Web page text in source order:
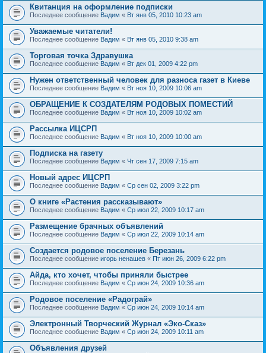
Квитанция на оформление подписки
Последнее сообщение Вадим « Вт янв 05, 2010 10:23 am
Уважаемые читатели!
Последнее сообщение Вадим « Вт янв 05, 2010 9:38 am
Торговая точка Здравушка
Последнее сообщение Вадим « Вт дек 01, 2009 4:22 pm
Нужен ответственный человек для разноса газет в Киеве
Последнее сообщение Вадим « Вт ноя 10, 2009 10:06 am
ОБРАЩЕНИЕ К СОЗДАТЕЛЯМ РОДОВЫХ ПОМЕСТИЙ
Последнее сообщение Вадим « Вт ноя 10, 2009 10:02 am
Рассылка ИЦСРП
Последнее сообщение Вадим « Вт ноя 10, 2009 10:00 am
Подписка на газету
Последнее сообщение Вадим « Чт сен 17, 2009 7:15 am
Новый адрес ИЦСРП
Последнее сообщение Вадим « Ср сен 02, 2009 3:22 pm
О книге «Растения рассказывают»
Последнее сообщение Вадим « Ср июл 22, 2009 10:17 am
Размещение брачных объявлений
Последнее сообщение Вадим « Ср июл 22, 2009 10:14 am
Создается родовое поселение Березань
Последнее сообщение игорь ненашев « Пт июн 26, 2009 6:22 pm
Айда, кто хочет, чтобы приняли быстрее
Последнее сообщение Вадим « Ср июн 24, 2009 10:36 am
Родовое поселение «Радограй»
Последнее сообщение Вадим « Ср июн 24, 2009 10:14 am
Электронный Творческий Журнал «Эко-Сказ»
Последнее сообщение Вадим « Ср июн 24, 2009 10:11 am
Объявления друзей